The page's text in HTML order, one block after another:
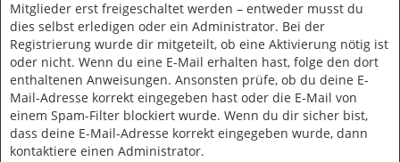
Mitglieder erst freigeschaltet werden – entweder musst du
dies selbst erledigen oder ein Administrator. Bei der
Registrierung wurde dir mitgeteilt, ob eine Aktivierung nötig ist
oder nicht. Wenn du eine E-Mail erhalten hast, folge den dort
enthaltenen Anweisungen. Ansonsten prüfe, ob du deine E-
Mail-Adresse korrekt eingegeben hast oder die E-Mail von
einem Spam-Filter blockiert wurde. Wenn du dir sicher bist,
dass deine E-Mail-Adresse korrekt eingegeben wurde, dann
kontaktiere einen Administrator.